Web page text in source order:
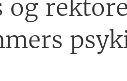
og